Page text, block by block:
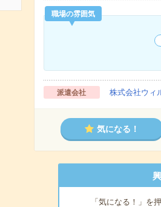
職場の雰囲気
派遣会社 株式会社ウ
気になる！
「気になる！」を